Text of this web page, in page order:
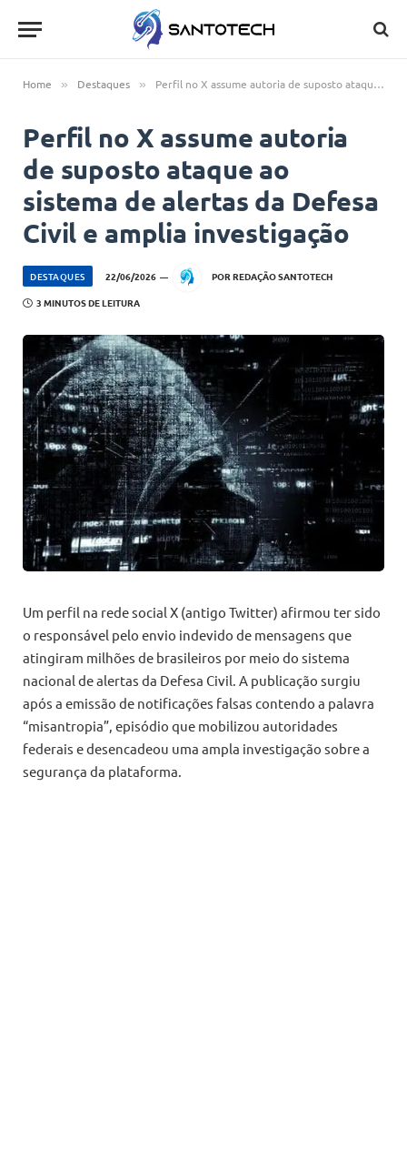
Home » Destaques » Perfil no X assume autoria de suposto ataque ao sistema de alertas da Defesa Civil e amplia investigação
Perfil no X assume autoria
de suposto ataque ao
sistema de alertas da Defesa
Civil e amplia investigação
DESTAQUES 22/06/2026 POR REDAÇÃO SANTOTECH
3 MINUTOS DE LEITURA
Um perfil na rede social X (antigo Twitter) afirmou ter sido
o responsável pelo envio indevido de mensagens que
atingiram milhões de brasileiros por meio do sistema
nacional de alertas da Defesa Civil. A publicação surgiu
após a emissão de notificações falsas contendo a palavra
“misantropia”, episódio que mobilizou autoridades
federais e desencadeou uma ampla investigação sobre a
segurança da plataforma.